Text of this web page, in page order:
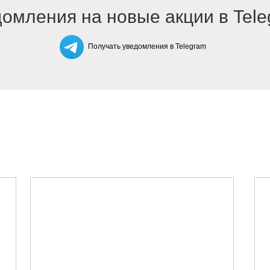
на новые акции в
Получать уведомления в Telegram